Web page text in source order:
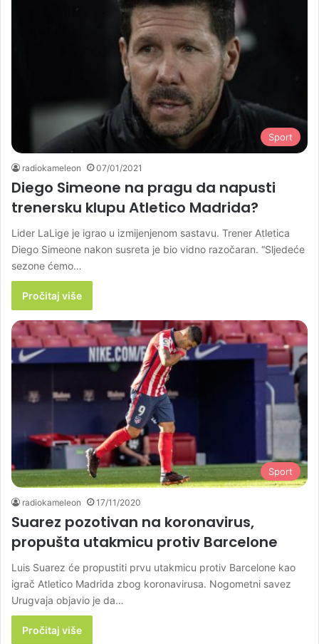
Sport
radiokameleon 07/01/2021
Diego Simeone na pragu da napusti
trenersku klupu Atletico Madrida?
Lider LaLige je igrao u izmijenjenom sastavu. Trener Atletica
Diego Simeone nakon susreta je bio vidno razočaran. “Sljedeće
sezone ćemo…
Pročitaj više
Sport
radiokameleon 17/11/2020
Suarez pozotivan na koronavirus,
propušta utakmicu protiv Barcelone
Luis Suarez će propustiti prvu utakmicu protiv Barcelone kao
igrač Atletico Madrida zbog koronavirusa. Nogometni savez
Urugvaja objavio je da…
Pročitaj više